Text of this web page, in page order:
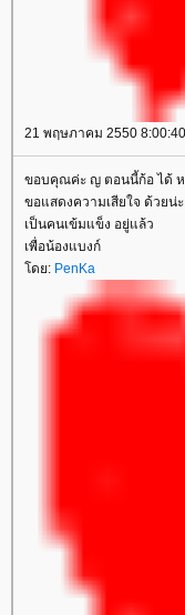
21 พฤษภาคม 2550
ขอบคุณค่ะ ญ ตอนนี้ก้อ ได้
ขอแสดงความเสียใจ ด้วย
เป็นคนเข้มแข็ง อยู่แล้ว
เพื่อน้องแบงก์
ดย: PenKa